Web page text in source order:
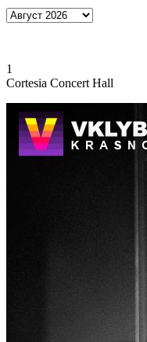
1
Cortesia Concert Hall